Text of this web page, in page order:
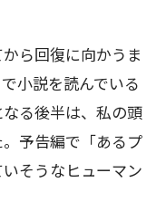
ら回復に向かうま
小説を読んでいる
る後半は、私の頭
予告編で「あるプ
そうなヒューマン